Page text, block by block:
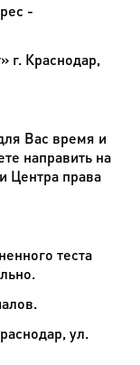
-
Краснодар,
Вас время и
направить на
Центра права
теста
ул.